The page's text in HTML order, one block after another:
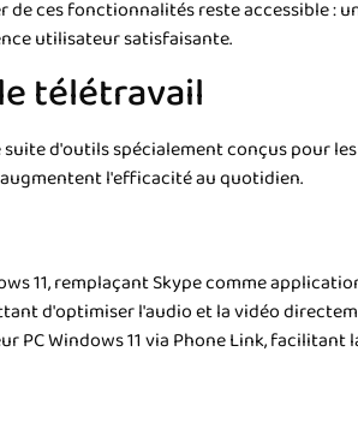
ces fonctionnalités reste accessible :
utilisateur satisfaisante.
télétravail
d'outils spécialement conçus pour
l'efficacité au quotidien.
11, remplaçant Skype comme
d'optimiser l'audio et la vidéo
Windows 11 via Phone Link,